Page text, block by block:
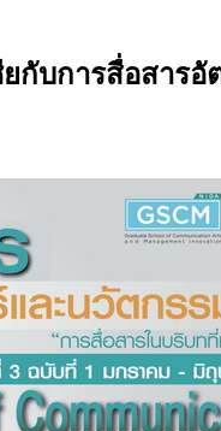
ยกับการสื่อสา